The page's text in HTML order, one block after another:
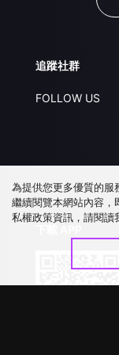
追蹤社群
FOLLOW US
為提供您更多優質的
繼續閱覽本網站內容
私權政策資訊，請閱讀